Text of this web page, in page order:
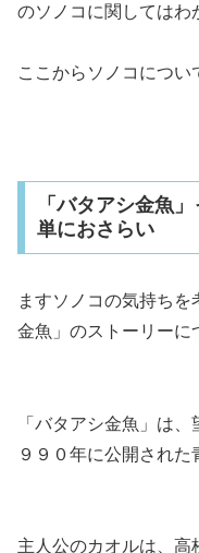
のソノコに関してはわ
ここからソノコについ
「バタアシ金魚
単におさらい
ますソノコの気持ち
金魚」のストーリーに
「バタアシ金魚」は
９９０年に公開された
主人公のカオルは、高